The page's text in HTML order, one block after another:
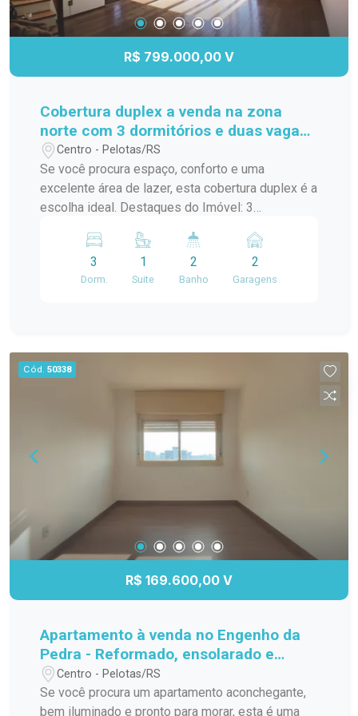
R$ 799.000,00 V
Cobertura duplex a venda na zona
norte com 3 dormitórios e duas vagas
de garagem
Centro - Pelotas/RS
Se você procura espaço, conforto e uma
excelente área de lazer, esta cobertura duplex é a
escolha ideal. Destaques do Imóvel: 3
e aconchegante com lareira Lavabo Banheiro
social Cozinha com moveis planejados No
pavimento superior você encontra: Dependência
cobertura que reúne conforto, praticidade e
ambientes amplos em uma excelente localização
conhecer seu nome lar.
3
Dorm.
1
Suite
2
Banho
2
Garagens
Cód. 50338
R$ 169.600,00 V
Apartamento à venda no Engenho da
Pedra - Reformado, ensolarado e
muito espaçoso!
Centro - Pelotas/RS
Se você procura um apartamento aconchegante,
bem iluminado e pronto para morar, esta é uma